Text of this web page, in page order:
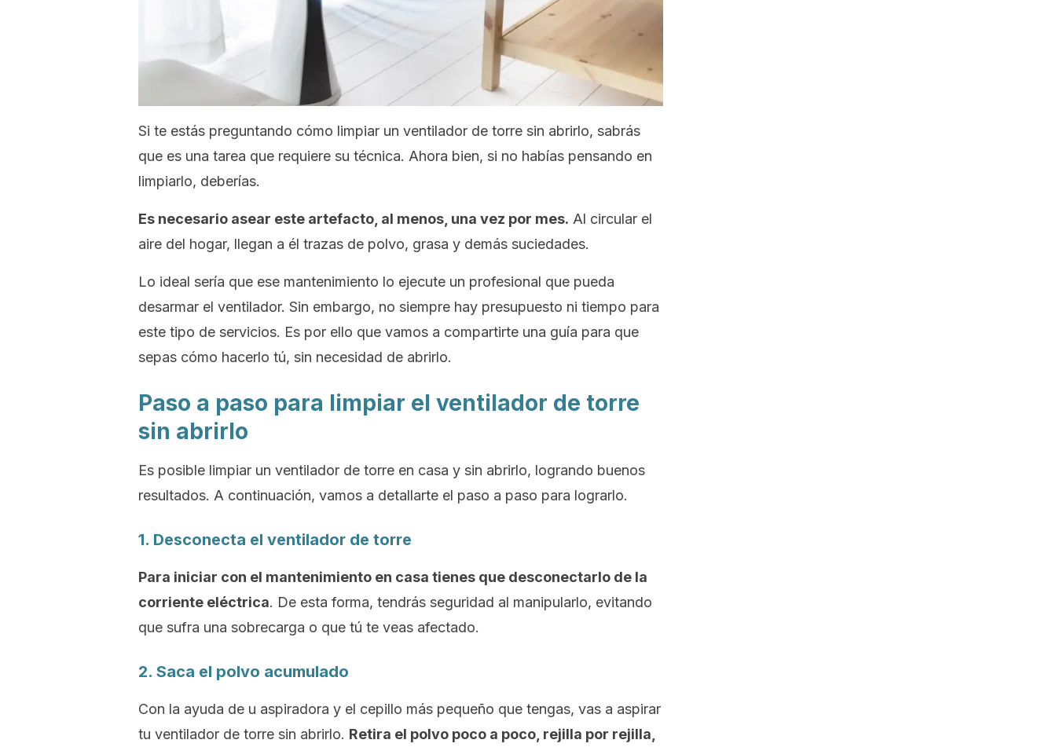
Si te estás preguntando cómo limpiar un ventilador de torre sin abrirlo, sabrás
que es una tarea que requiere su técnica. Ahora bien, si no habías pensando en
limpiarlo, deberías.
Es necesario asear este artefacto, al menos, una vez por mes. Al circular el
aire del hogar, llegan a él trazas de polvo, grasa y demás suciedades.
Lo ideal sería que ese mantenimiento lo ejecute un profesional que pueda
desarmar el ventilador. Sin embargo, no siempre hay presupuesto ni tiempo para
este tipo de servicios. Es por ello que vamos a compartirte una guía para que
sepas cómo hacerlo tú, sin necesidad de abrirlo.
Paso a paso para limpiar el ventilador de torre
sin abrirlo
Es posible limpiar un ventilador de torre en casa y sin abrirlo, logrando buenos
resultados. A continuación, vamos a detallarte el paso a paso para lograrlo.
1. Desconecta el ventilador de torre
Para iniciar con el mantenimiento en casa tienes que desconectarlo de la
corriente eléctrica. De esta forma, tendrás seguridad al manipularlo, evitando
que sufra una sobrecarga o que tú te veas afectado.
2. Saca el polvo acumulado
Con la ayuda de u aspiradora y el cepillo más pequeño que tengas, vas a aspirar
tu ventilador de torre sin abrirlo. Retira el polvo poco a poco, rejilla por rejilla,